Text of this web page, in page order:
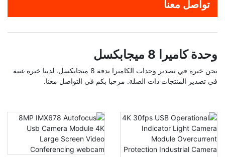
تواصل معنا
وحدة كاميرا 8 ميجابكسل
نحن خبرة في تصدير وحدات الكاميرا بدقة 8 ميجابكسل. لدينا خبرة غنية
في تصدير المنتجات ذات الصلة. مرحبا بكم في التواصل معنا.